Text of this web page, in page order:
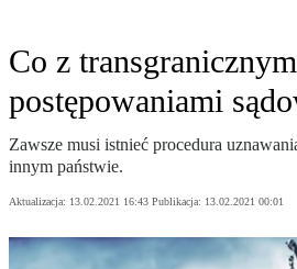
Co z
postępowaniami
Zawsze musi istnieć procedura
innym państwie.
Aktualizacja: 13.02.2021 16:43 Publikacja: 13.02.2021 00:01